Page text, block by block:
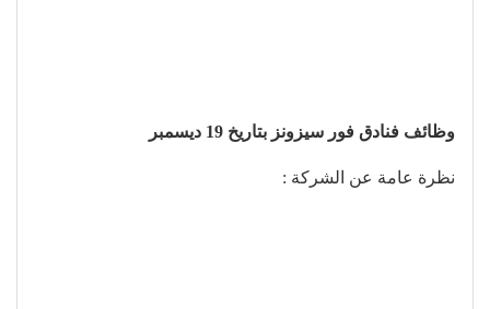
وظائف فنادق فور سيزونز بتاريخ 19 ديسمبر
نظرة عامة عن الشركة :